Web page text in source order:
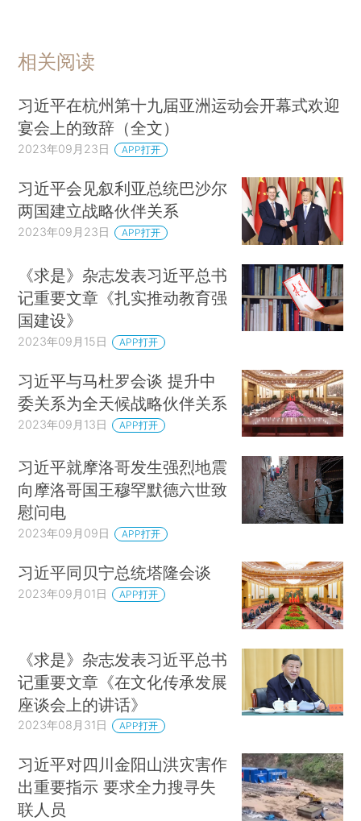
相关阅读
习近平在杭州第十九届亚洲运动会开幕式欢迎
宴会上的致辞（全文）
2023年09月23日 APP打开
习近平会见叙利亚总统巴沙尔
两国建立战略伙伴关系
2023年09月23日 APP打开
《求是》杂志发表习近平总书
记重要文章《扎实推动教育强
国建设》
2023年09月15日 APP打开
习近平与马杜罗会谈 提升中
委关系为全天候战略伙伴关系
2023年09月13日 APP打开
习近平就摩洛哥发生强烈地震
向摩洛哥国王穆罕默德六世致
慰问电
2023年09月09日 APP打开
习近平同贝宁总统塔隆会谈
2023年09月01日 APP打开
《求是》杂志发表习近平总书
记重要文章《在文化传承发展
座谈会上的讲话》
2023年08月31日 APP打开
习近平对四川金阳山洪灾害作
出重要指示 要求全力搜寻失
联人员